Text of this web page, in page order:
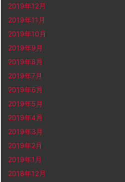
2019年12月
2019年11月
2019年10月
2019年9月
2019年8月
2019年7月
2019年6月
2019年5月
2019年4月
2019年3月
2019年2月
2019年1月
2018年12月